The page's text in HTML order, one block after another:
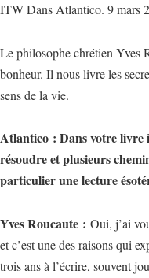
ITW Dans Atlantico. 9 mars
Le philosophe chrétien Yves
bonheur. Il nous livre les
sens de la vie.
Atlantico : Dans votre livre
résoudre et plusieurs
particulier une lecture
Yves Roucaute : Oui, j’ai
et c’est une des raisons qui
trois ans à l’écrire, souvent